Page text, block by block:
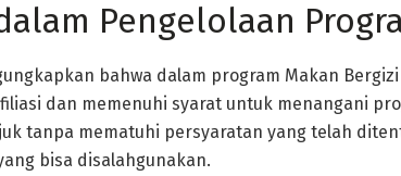
Pengelolaan
bahwa dalam program Makan
dan memenuhi syarat untuk menangani
tanpa mematuhi persyaratan yang telah
bisa disalahgunakan.